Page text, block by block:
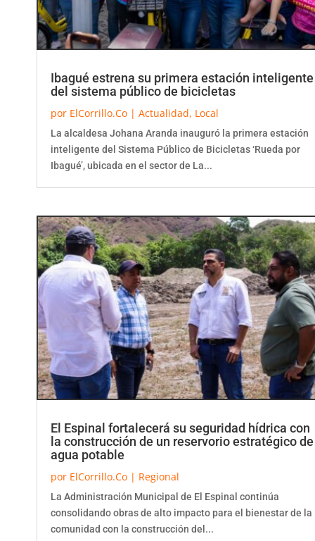
Ibagué estrena su primera estación inteligente
del sistema público de bicicletas
por ElCorrillo.Co | Actualidad, Local
La alcaldesa Johana Aranda inauguró la primera estación
inteligente del Sistema Público de Bicicletas ‘Rueda por
Ibagué’, ubicada en el sector de La...
El Espinal fortalecerá su seguridad hídrica con
la construcción de un reservorio estratégico de
agua potable
por ElCorrillo.Co | Regional
La Administración Municipal de El Espinal continúa
consolidando obras de alto impacto para el bienestar de la
comunidad con la construcción del...